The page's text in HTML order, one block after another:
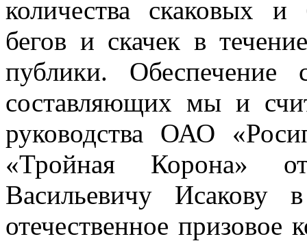
количества скаковых и
бегов и скачек в
публики. Обеспечение
составляющих мы и
руководства ОАО
«Тройная Корона»
Васильевичу Исакову
отечественное призовое